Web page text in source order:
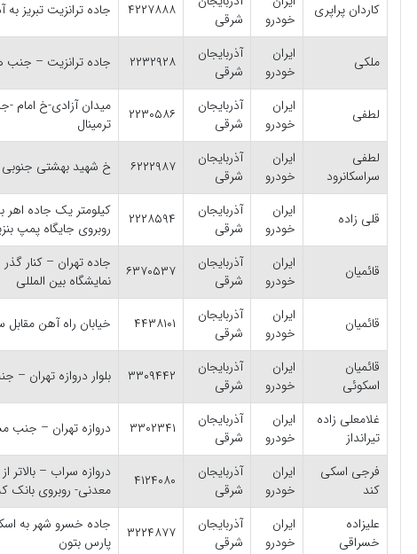
کاردان پراپری
خودرو
شرقی
۴۲۲۷۸۸۸ جاده ترانزیت تبریز
ملکی
ایران
خودرو
آذربایجان
شرقی
۲۲۳۲۹۲۸ جاده ترانزیت – جنب
لطفی
ایران
خودرو
آذربایجان
شرقی
۲۲۳۰۵۸۶
میدان آزادی-خ امام -
ترمینال
لطفی
سراسکانرود
ایران
خودرو
آذربایجان
شرقی
۶۲۲۲۹۸۷ خ شهید بهشتی جنوبی
قلی زاده
ایران
خودرو
آذربایجان
شرقی
۲۲۲۸۵۹۴
کیلومتر یک جاده اهر
روبروی جایگاه پمپ
قائمیان
ایران
خودرو
آذربایجان
شرقی
۶۳۷۰۵۳۷
جاده تهران – کنار
نمایشگاه بین المللی
قائمیان
ایران
خودرو
آذربایجان
شرقی
۴۴۳۸۱۰۱ خیابان راه آهن مقابل
قائمیان
اسکوئی
ایران
خودرو
آذربایجان
شرقی
۳۳۰۹۴۴۲ بلوار دروازه تهران
غلامعلی زاده
تیرانداز
ایران
خودرو
آذربایجان
شرقی
۳۳۰۲۳۴۱ دروازه تهران – جنب
فرجی اسکی
کند
ایران
خودرو
آذربایجان
شرقی
۴۱۲۴۰۸۰
دروازه سراب – بالاتر
معدنی- روبروی بانک
علیزاده
خسراقی
ایران
خودرو
آذربایجان
شرقی
۳۲۲۴۸۷۷
جاده خسرو شهر به
پارس بتون